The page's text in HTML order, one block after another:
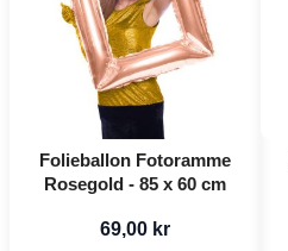
Folieballon Fotoramme
Rosegold - 85 x 60 cm
69,00 kr